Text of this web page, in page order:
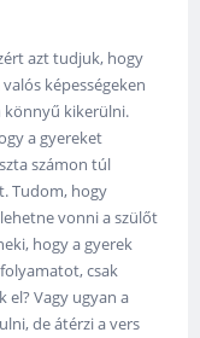
azt tudjuk, hogy
képességeken
könnyű kikerülni.
a gyereket
számon túl
Tudom, hogy
vonni a szülőt
hogy a gyerek
csak
el? Vagy ugyan a
de átérzi a vers